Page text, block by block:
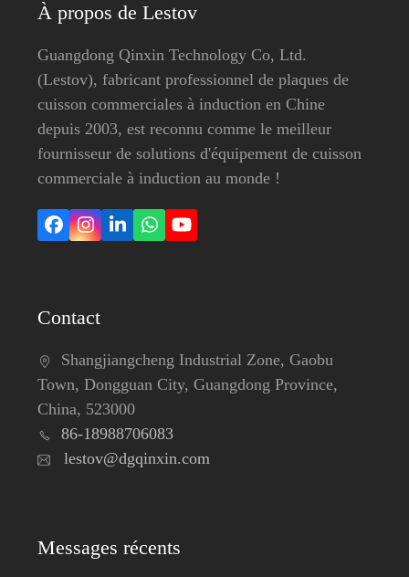
À propos de Lestov
Guangdong Qinxin Technology Co, Ltd.
(Lestov), fabricant professionnel de plaques de
cuisson commerciales à induction en Chine
depuis 2003, est reconnu comme le meilleur
fournisseur de solutions d'équipement de cuisson
commerciale à induction au monde !
Facebook
Instagram
LinkedIn
Whatsapp
YouTube
Contact
Shangjiangcheng Industrial Zone, Gaobu
Town, Dongguan City, Guangdong Province,
China, 523000
86-18988706083
lestov@dgqinxin.com
Messages récents